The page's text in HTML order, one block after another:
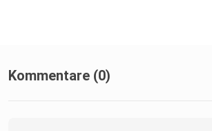
Kommentare (0)